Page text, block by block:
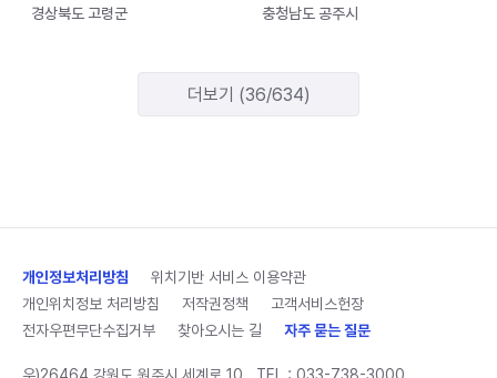
경상북도 고령군
충청남도 공주시
더보기 (36/634)
개인정보처리방침
위치기반 서비스 이용약관
개인위치정보 처리방침
저작권정책
고객서비스헌장
전자우편무단수집거부
찾아오시는 길 자주 묻는 질문